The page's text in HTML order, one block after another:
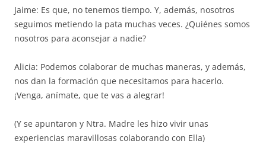
Jaime: Es que, no tenemos tiempo. Y, además, nosotros
seguimos metiendo la pata muchas veces. ¿Quiénes somos
nosotros para aconsejar a nadie?
Alicia: Podemos colaborar de muchas maneras, y además,
nos dan la formación que necesitamos para hacerlo.
¡Venga, anímate, que te vas a alegrar!
(Y se apuntaron y Ntra. Madre les hizo vivir unas
experiencias maravillosas colaborando con Ella)